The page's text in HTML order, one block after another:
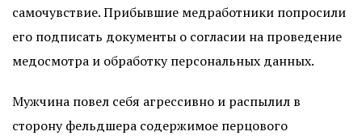
самочувствие. Прибывшие медработники попросили
его подписать документы о согласии на проведение
медосмотра и обработку персональных данных.
Мужчина повел себя агрессивно и распылил в
сторону фельдшера содержимое перцового